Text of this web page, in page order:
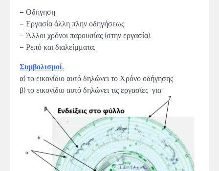
– Οδήγηση.
– Εργασία άλλη πλην οδηγήσεως.
– Άλλοι χρόνοι παρουσίας (στην εργασία).
– Ρεπό και διαλείμματα.
Συμβολισμοί.
α) το εικονίδιο αυτό δηλώνει το Χρόνο οδήγησης
β) το εικονίδιο αυτό δηλώνει τις εργασίες για: